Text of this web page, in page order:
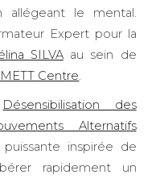
le mental.
Expert pour la
SILVAau sein de
Centre
Désensibilisation des
Alternatifs
inspirée de
rapidement un